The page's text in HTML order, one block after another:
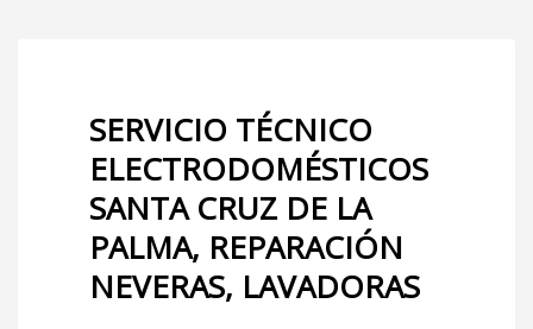
SERVICIO TÉCNICO
ELECTRODOMÉSTICOS
SANTA CRUZ DE LA
PALMA, REPARACIÓN
NEVERAS, LAVADORAS